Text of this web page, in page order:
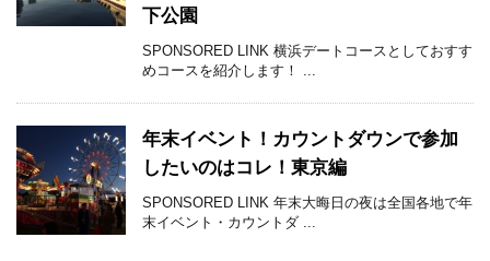
下公園
SPONSORED LINK 横浜デートコースとしておすす
めコースを紹介します！ ...
年末イベント！カウントダウンで参加
したいのはコレ！東京編
SPONSORED LINK 年末大晦日の夜は全国各地で年
末イベント・カウントダ ...